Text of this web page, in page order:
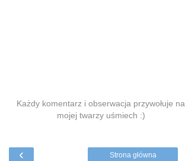
Każdy komentarz i obserwacja przywołuje na
mojej twarzy uśmiech :)
‹ Strona główna